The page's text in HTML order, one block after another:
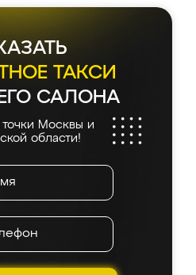
ТАКСИ
САЛОНА
Москвы и
области!